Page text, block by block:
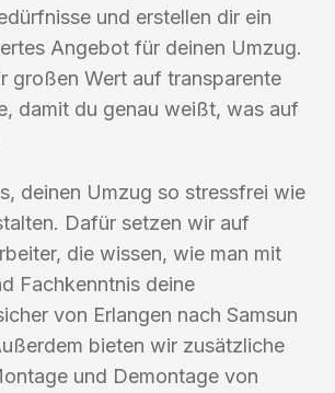
und erstellen dir ein
Angebot für deinen Umzug.
großen Wert auf transparente
damit du genau weißt, was auf
deinen Umzug so stressfrei wie
Dafür setzen wir auf
die wissen, wie man mit
Fachkenntnis deine
von Erlangen nach Samsun
bieten wir zusätzliche
und Demontage von